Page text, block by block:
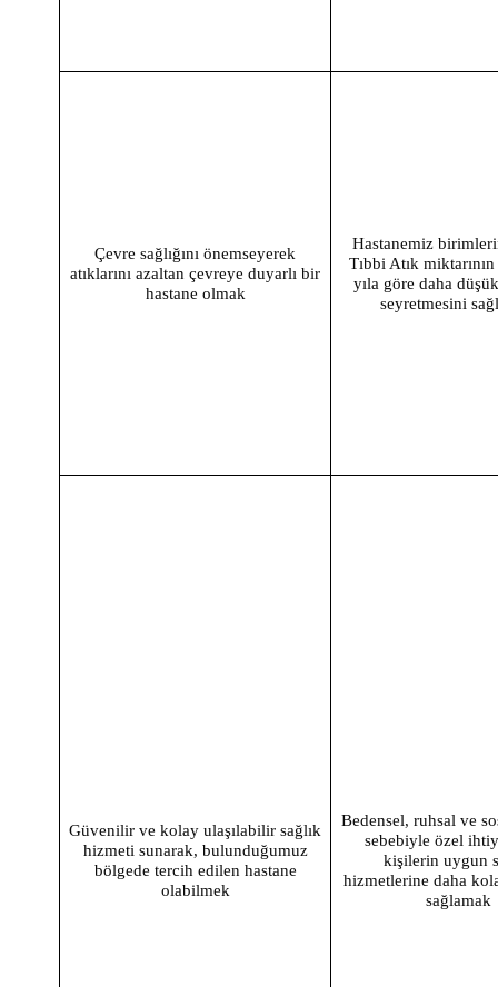
Çevre sağlığını önemseyerek
atıklarını azaltan çevreye duyarlı bir
hastane olmak
Hastanemiz
Tıbbi Atık
yıla göre daha
seyretmesini
Güvenilir ve kolay ulaşılabilir sağlık
hizmeti sunarak, bulunduğumuz
bölgede tercih edilen hastane
olabilmek
Bedensel, ruhsal ve
sebebiyle özel
kişilerin uygun
hizmetlerine daha
sağlamak